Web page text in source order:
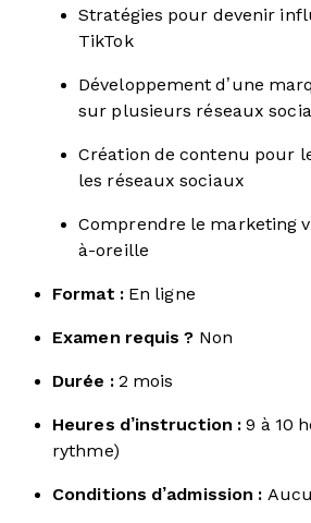
Stratégies pour devenir
TikTok
Développement d’une
sur plusieurs réseaux
Création de contenu pour
les réseaux sociaux
Comprendre le marketing
à-oreille
Format : En ligne
Examen requis ? Non
Durée : 2 mois
Heures d’instruction :9 à 10
rythme)
Conditions d’admission :